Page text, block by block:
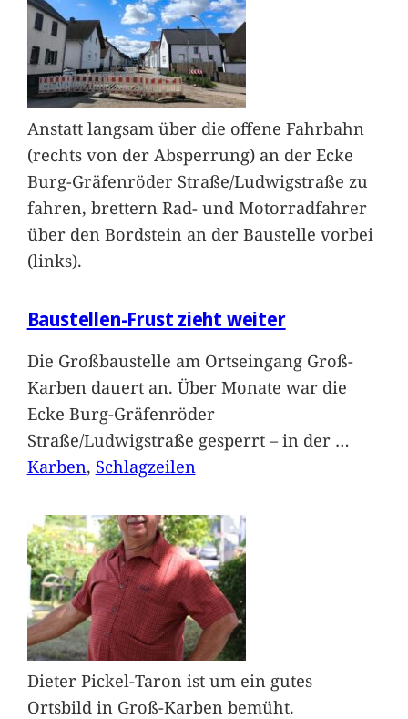
Anstatt langsam über die offene Fahrbahn
(rechts von der Absperrung) an der Ecke
Burg-Gräfenröder Straße/Ludwigstraße zu
fahren, brettern Rad- und Motorradfahrer
über den Bordstein an der Baustelle vorbei
(links).
Baustellen-Frust zieht weiter
Die Großbaustelle am Ortseingang Groß-
Karben dauert an. Über Monate war die
Ecke Burg-Gräfenröder
Straße/Ludwigstraße gesperrt – in der …
Karben, Schlagzeilen
Dieter Pickel-Taron ist um ein gutes
Ortsbild in Groß-Karben bemüht.